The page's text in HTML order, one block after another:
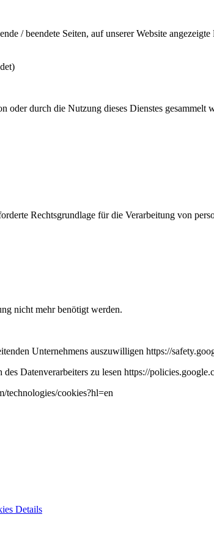
/ beendete Seiten, auf unserer Website
oder durch die Nutzung dieses Dienstes gesammelt
Rechtsgrundlage für die Verarbeitung von
nicht mehr benötigt werden.
Unternehmens auszuwilligen https://
Datenverarbeiters zu lesen https://
cookies?hl=en
Details